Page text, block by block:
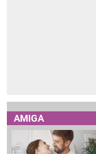
AMIGA